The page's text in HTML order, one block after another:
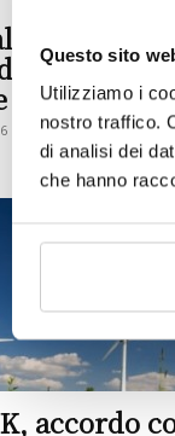
Questo sito
Utilizziamo i
nostro traffico.
di analisi dei
che hanno
presenta
Care
accordo